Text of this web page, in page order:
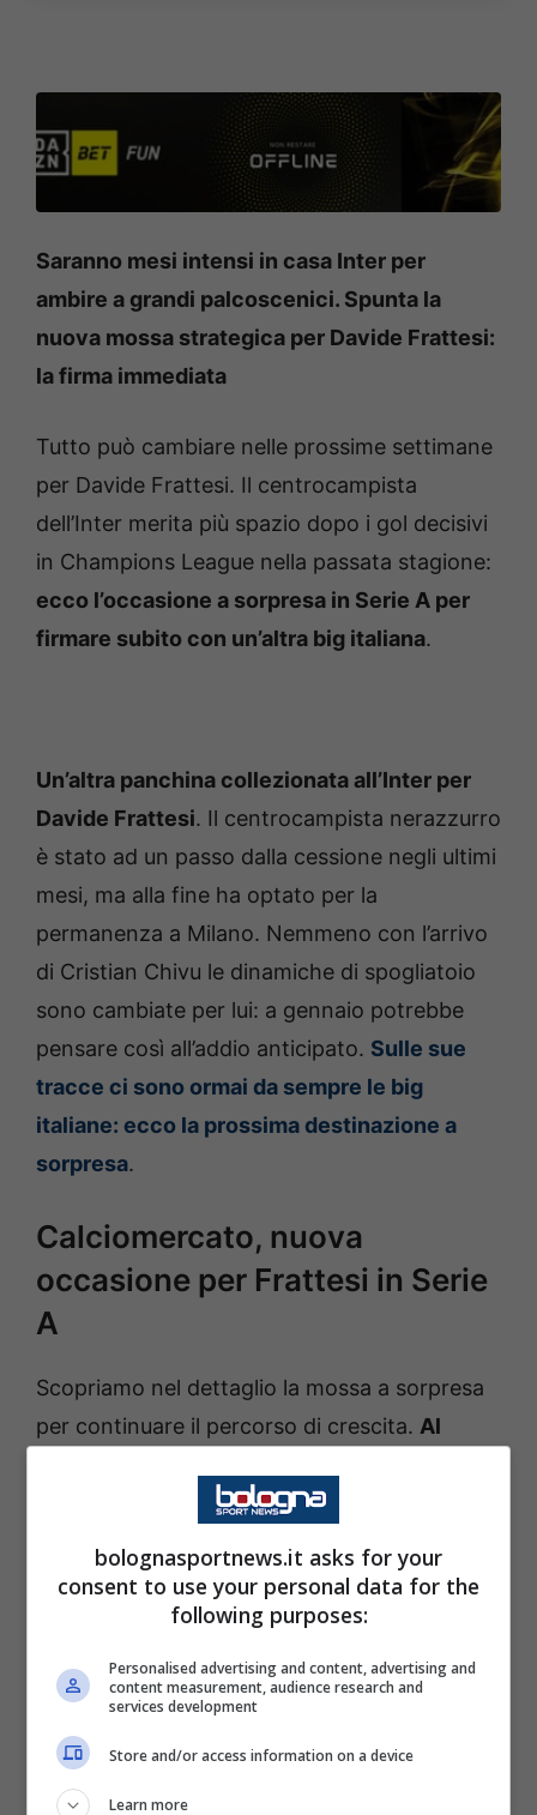
Saranno mesi intensi in casa Inter per
ambire a grandi palcoscenici. Spunta la
nuova mossa strategica per Davide Frattesi:
la firma immediata
Tutto può cambiare nelle prossime settimane
per Davide Frattesi. Il centrocampista
dell’Inter merita più spazio dopo i gol decisivi
in Champions League nella passata stagione:
ecco l’occasione a sorpresa in Serie A per
firmare subito con un’altra big italiana.
Un’altra panchina collezionata all’Inter per
Davide Frattesi. Il centrocampista nerazzurro
è stato ad un passo dalla cessione negli ultimi
mesi, ma alla fine ha optato per la
permanenza a Milano. Nemmeno con l’arrivo
di Cristian Chivu le dinamiche di spogliatoio
sono cambiate per lui: a gennaio potrebbe
pensare così all’addio anticipato. Sulle sue
tracce ci sono ormai da sempre le big
italiane: ecco la prossima destinazione a
sorpresa.
Calciomercato, nuova
occasione per Frattesi in Serie
A
Scopriamo nel dettaglio la mossa a sorpresa
per continuare il percorso di crescita. Al
vorrebbe subito avere più spazio per essere
Saranno mesi intensi per programmare la
prossima campagna acquisti in casa Inter.
Davide Frattesi non vede l’ora di ritrovare la
forma dei tempi migliori: il suo tempo in
bolognasportnews.it asks for your
consent to use your personal data for the
following purposes:
Personalised advertising and content, advertising and
content measurement, audience research and
services development
Store and/or access information on a device
Learn more